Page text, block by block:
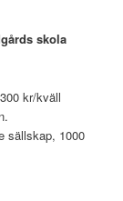
skola
kr/kväll
sällskap, 1000